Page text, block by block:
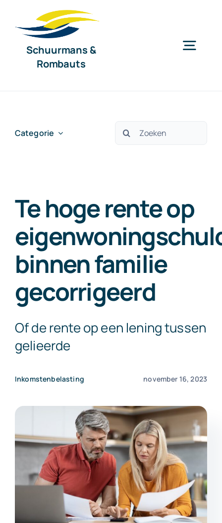
naar
Schuurmans &
Rombauts
Exact Online
Neem contact op!
Categorie
Zoeken
Te hoge rente op
binnen familie
gecorrigeerd
Of de rente op een lening tussen
gelieerde
Inkomstenbelasting november 16, 2023